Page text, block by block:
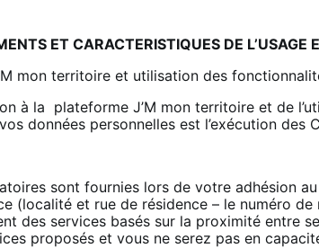
ET CARACTERISTIQUES DE L’USAGE
mon territoire et utilisation des
à la plateforme J’M mon territoire et de
données personnelles est l’exécution des
sont fournies lors de votre adhésion
(localité et rue de résidence – le numéro
des services basés sur la proximité entre
proposés et vous ne serez pas en